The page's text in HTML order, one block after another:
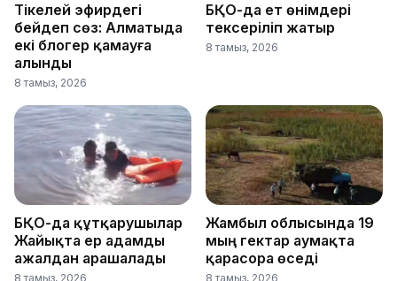
Тікелей эфирдегі
бейәдеп сөз: Алматыда
екі блогер қамауға
алынды
8 тамыз, 2026
БҚО-да ет өнімдері
тексеріліп жатыр
8 тамыз, 2026
БҚО-да құтқарушылар
Жайықта ер адамды
ажалдан арашалады
8 тамыз, 2026
Жамбыл облысында 19
мың гектар аумақта
қарасора өседі
8 тамыз, 2026